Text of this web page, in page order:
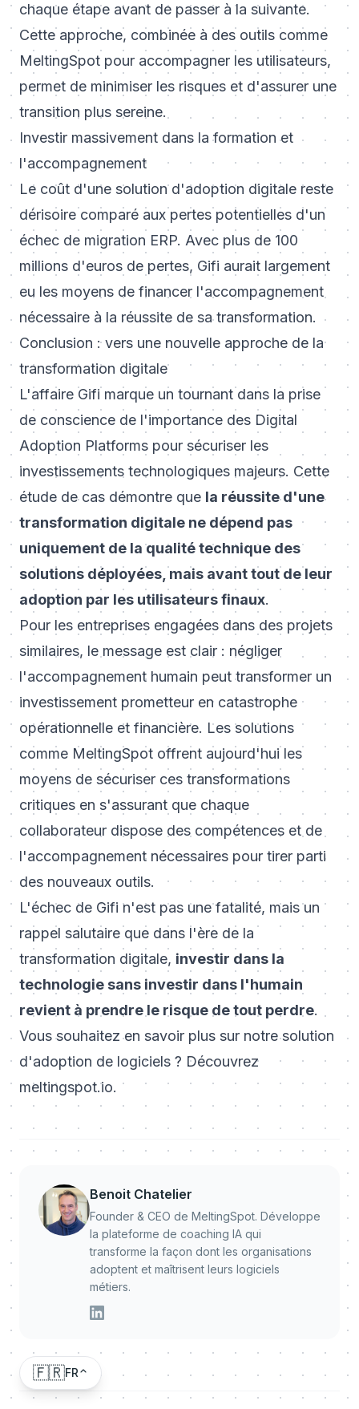
chaque étape avant de passer à la suivante.
Cette approche, combinée à des outils comme
MeltingSpot pour accompagner les utilisateurs,
permet de minimiser les risques et d'assurer une
transition plus sereine.
Investir massivement dans la formation et
l'accompagnement
Le coût d'une solution d'adoption digitale reste
dérisoire comparé aux pertes potentielles d'un
échec de migration ERP. Avec plus de 100
millions d'euros de pertes, Gifi aurait largement
eu les moyens de financer l'accompagnement
nécessaire à la réussite de sa transformation.
Conclusion : vers une nouvelle approche de la
transformation digitale
L'affaire Gifi marque un tournant dans la prise
de conscience de l'importance des Digital
Adoption Platforms pour sécuriser les
investissements technologiques majeurs. Cette
étude de cas démontre que la réussite d'une
transformation digitale ne dépend pas
uniquement de la qualité technique des
solutions déployées, mais avant tout de leur
adoption par les utilisateurs finaux.
Pour les entreprises engagées dans des projets
similaires, le message est clair : négliger
l'accompagnement humain peut transformer un
investissement prometteur en catastrophe
opérationnelle et financière. Les solutions
comme MeltingSpot offrent aujourd'hui les
moyens de sécuriser ces transformations
critiques en s'assurant que chaque
collaborateur dispose des compétences et de
l'accompagnement nécessaires pour tirer parti
des nouveaux outils.
L'échec de Gifi n'est pas une fatalité, mais un
rappel salutaire que dans l'ère de la
transformation digitale, investir dans la
technologie sans investir dans l'humain
revient à prendre le risque de tout perdre.
Vous souhaitez en savoir plus sur notre solution
d'adoption de logiciels ? Découvrez
meltingspot.io.
Benoit Chatelier
Founder & CEO de MeltingSpot. Développe
la plateforme de coaching IA qui
transforme la façon dont les organisations
adoptent et maîtrisent leurs logiciels
métiers.
🇫🇷FR